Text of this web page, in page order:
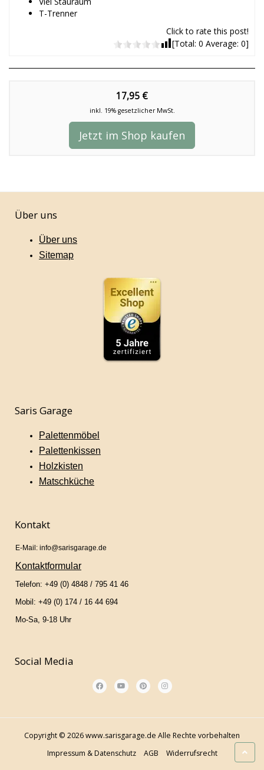
T-Trenner
Click to rate this post!
[Total: 0 Average: 0]
17,95 €
inkl. 19% gesetzlicher MwSt.
Jetzt im Shop kaufen
Über uns
Über uns
Sitemap
Saris Garage
Palettenmöbel
Palettenkissen
Holzkisten
Matschküche
Kontakt
E-Mail: info@sarisgarage.de
Kontaktformular
Telefon: +49 (0) 4848 / 795 41 46
Mobil: +49 (0) 174 / 16 44 694
Mo-Sa, 9-18 Uhr
Social Media
Copyright © 2026 www.sarisgarage.de Alle Rechte vorbehalten
Impressum & Datenschutz
AGB Widerrufsrecht